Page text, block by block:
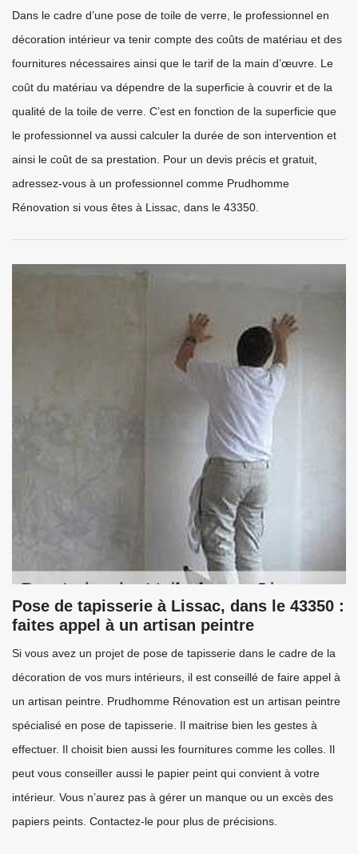
Dans le cadre d’une pose de toile de verre, le professionnel en
décoration intérieur va tenir compte des coûts de matériau et des
fournitures nécessaires ainsi que le tarif de la main d’œuvre. Le
coût du matériau va dépendre de la superficie à couvrir et de la
qualité de la toile de verre. C’est en fonction de la superficie que
le professionnel va aussi calculer la durée de son intervention et
ainsi le coût de sa prestation. Pour un devis précis et gratuit,
adressez-vous à un professionnel comme Prudhomme
Rénovation si vous êtes à Lissac, dans le 43350.
Pose de tapisserie à Lissac, dans le 43350 :
faites appel à un artisan peintre
Si vous avez un projet de pose de tapisserie dans le cadre de la
décoration de vos murs intérieurs, il est conseillé de faire appel à
un artisan peintre. Prudhomme Rénovation est un artisan peintre
spécialisé en pose de tapisserie. Il maitrise bien les gestes à
effectuer. Il choisit bien aussi les fournitures comme les colles. Il
peut vous conseiller aussi le papier peint qui convient à votre
intérieur. Vous n’aurez pas à gérer un manque ou un excès des
papiers peints. Contactez-le pour plus de précisions.